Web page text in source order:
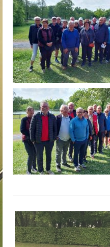
Trou n°3
Trou n°4
Trou n°5
Trou n°6
Trou n°7
Trou n°8
Trou n°9
Plan
Actualités
Practice